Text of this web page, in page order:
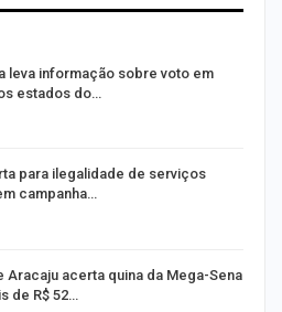
leva informação sobre voto em
estados do…
para ilegalidade de serviços
campanha…
Aracaju acerta quina da Mega-Sena
de R$ 52…